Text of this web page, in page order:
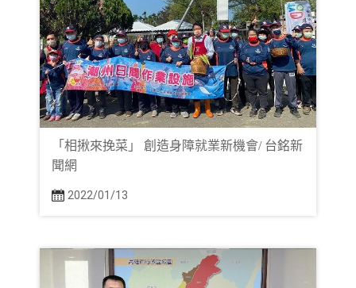
「相揪來挽菜」 創造身障就業新機會/ 台銘新
聞網
2022/01/13